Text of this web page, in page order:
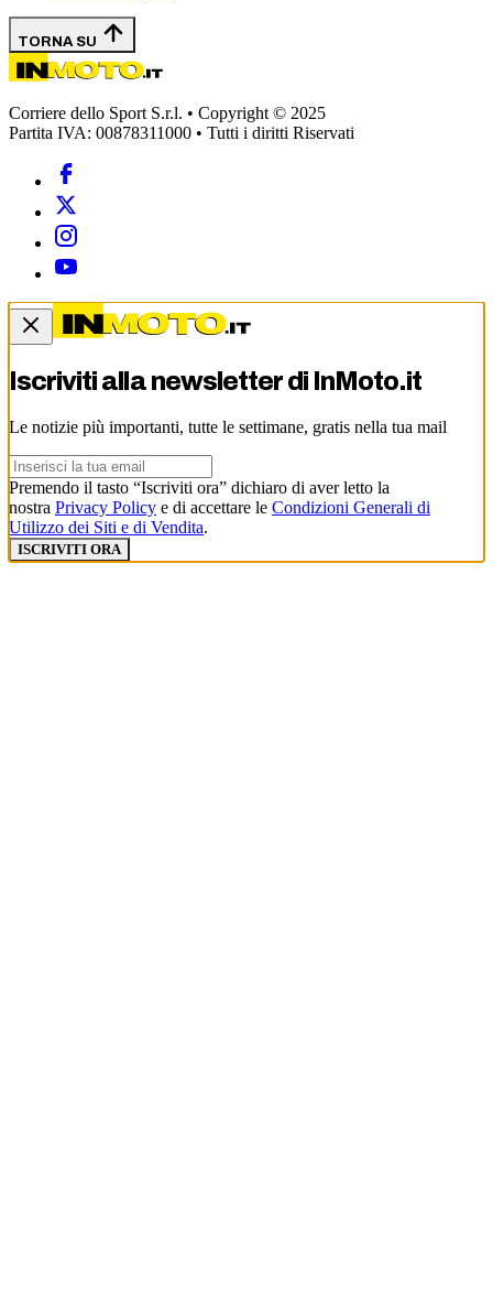
TORNA SU
Corriere dello Sport S.r.l. • Copyright © 2025
Partita IVA: 00878311000 • Tutti i diritti Riservati
Iscriviti alla newsletter di InMoto.it
Le notizie più importanti, tutte le settimane, gratis nella tua mail
Premendo il tasto “Iscriviti ora” dichiaro di aver letto la
nostra Privacy Policy e di accettare le Condizioni Generali di
Utilizzo dei Siti e di Vendita.
ISCRIVITI ORA